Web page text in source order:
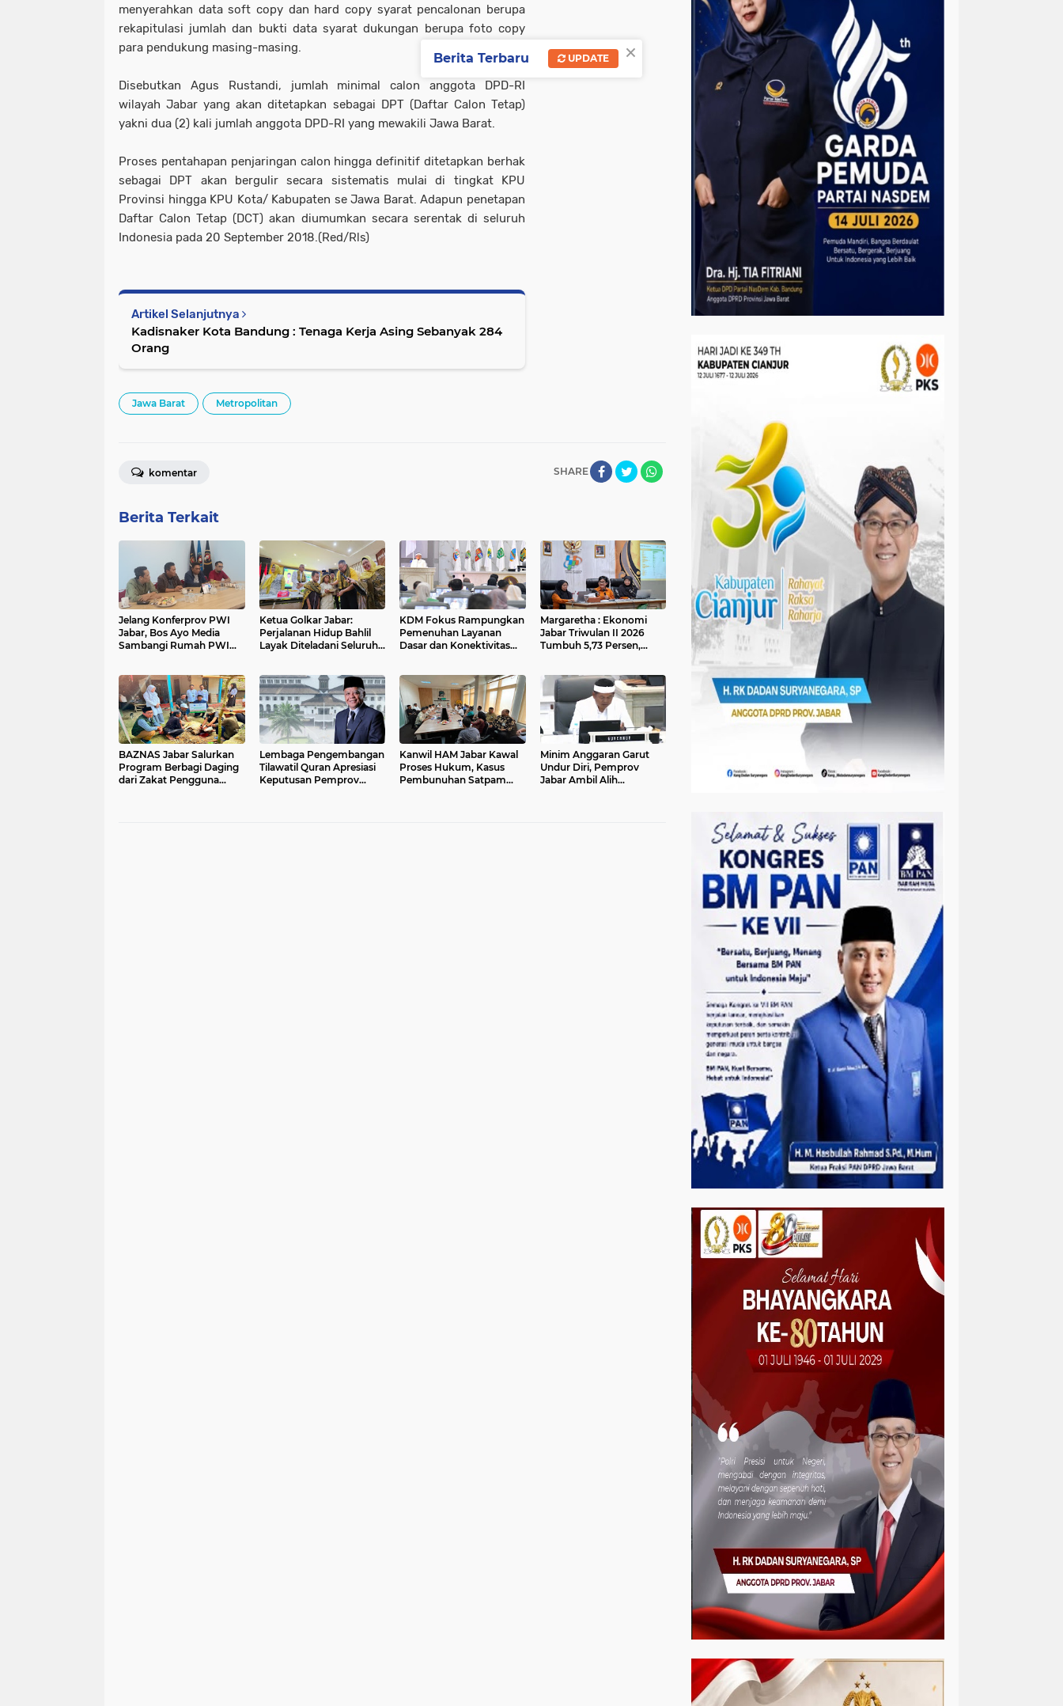
menyerahkan data soft copy dan hard copy syarat pencalonan berupa
rekapitulasi jumlah dan bukti data syarat dukungan berupa foto copy
para pendukung masing-masing.
Disebutkan Agus Rustandi, jumlah minimal calon anggota DPD-RI
wilayah Jabar yang akan ditetapkan sebagai DPT (Daftar Calon Tetap)
yakni dua (2) kali jumlah anggota DPD-RI yang mewakili Jawa Barat.
Proses pentahapan penjaringan calon hingga definitif ditetapkan berhak
sebagai DPT akan bergulir secara sistematis mulai di tingkat KPU
Provinsi hingga KPU Kota/ Kabupaten se Jawa Barat. Adapun penetapan
Daftar Calon Tetap (DCT) akan diumumkan secara serentak di seluruh
Indonesia pada 20 September 2018.(Red/Rls)
Artikel Selanjutnya
Kadisnaker Kota Bandung : Tenaga Kerja Asing Sebanyak 284
Orang
Jawa Barat Metropolitan
SHARE
komentar
Berita Terkait
Jelang Konferprov PWI
Jabar, Bos Ayo Media
Sambangi Rumah PWI
Ketua Golkar Jabar:
Perjalanan Hidup Bahlil
Layak Diteladani Seluruh
KDM Fokus Rampungkan
Pemenuhan Layanan
Dasar dan Konektivitas
Margaretha : Ekonomi
Jabar Triwulan II 2026
Tumbuh 5,73 Persen,
BAZNAS Jabar Salurkan
Program Berbagi Daging
dari Zakat Pengguna
Lembaga Pengembangan
Tilawatil Quran Apresiasi
Keputusan Pemprov
Kanwil HAM Jabar Kawal
Proses Hukum, Kasus
Pembunuhan Satpam
Minim Anggaran Garut
Undur Diri, Pemprov
Jabar Ambil Alih
×
Berita Terbaru UPDATE